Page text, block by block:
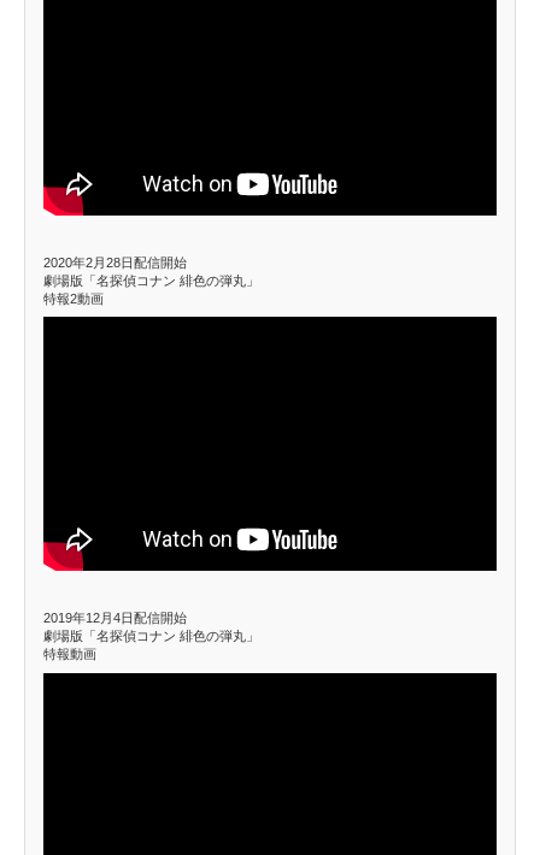
2020年2月28日配信開始
劇場版「名探偵コナン 緋色の弾丸」
特報2動画
2019年12月4日配信開始
劇場版「名探偵コナン 緋色の弾丸」
特報動画